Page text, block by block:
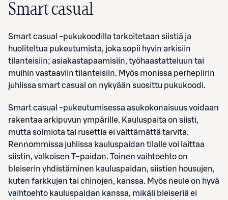
Smart casual
Smart casual -pukukoodilla tarkoitetaan siistiä ja
huoliteltua pukeutumista, joka sopii hyvin arkisiin
tilanteisiin; asiakastapaamisiin, työhaastatteluun tai
muihin vastaaviin tilanteisiin. Myös monissa perhepiirin
juhlissa smart casual on nykyään suosittu pukukoodi.
Smart casual -pukeutumisessa asukokonaisuus voidaan
rakentaa arkipuvun ympärille. Kauluspaita on siisti,
mutta solmiota tai rusettia ei välttämättä tarvita.
Rennommissa juhlissa kauluspaidan tilalle voi laittaa
siistin, valkoisen T-paidan. Toinen vaihtoehto on
bleiserin yhdistäminen kauluspaidan, siistien housujen,
kuten farkkujen tai chinojen, kanssa. Myös neule on hyvä
vaihtoehto kauluspaidan kanssa, mikäli bleiseriä ei